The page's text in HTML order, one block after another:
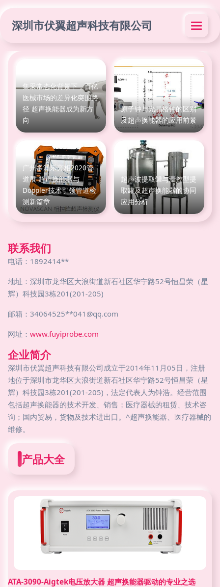
深圳市伏翼超声科技有限公司
集采常态化背景下，百亿
医械市场的差异化突围路
径 超声换能器成为新方
向
原子钟与光晶格钟的区别
及超声换能器的应用前景
广州多浦乐亮相2020管
道展 超声换能器与
Doppler技术引领管道检
测新篇章
超声波提取罐与温控型提
取罐及超声换能器的协同
应用分析
联系我们
电话：1892414**
地址：深圳市龙华区大浪街道新石社区华宁路52号恒昌荣（星
辉）科技园3栋201(201-205)
邮箱：34064525**041@qq.com
网址： www.fuyiprobe.com
企业简介
深圳市伏翼超声科技有限公司成立于2014年11月05日，注册
地位于深圳市龙华区大浪街道新石社区华宁路52号恒昌荣（星
辉）科技园3栋201(201-205)，法定代表人为钟浩。经营范围
包括超声换能器的技术开发、销售；医疗器械的租赁、技术咨
询；国内贸易，货物及技术进出口。^超声换能器、医疗器械的
维修。
产品大全
ATA-3090-Aigtek电压放大器 超声换能器驱动的专业之选